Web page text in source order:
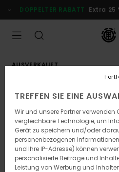
zur
Produktinformation
DOPPELTER RABATT Extra 25
AUSVERKAUFT
TREFFEN SIE EINE
Wir und unsere Partner verwenden
vergleichbare Technologie, um
Gerät zu speichern und/oder
personenbezogenen
und Ihre IP-Adresse) können
personalisierte Beiträge und
Leistung von Werbung und